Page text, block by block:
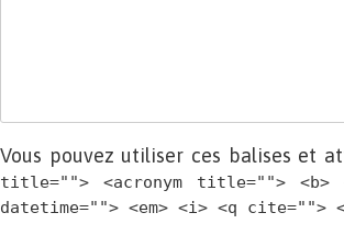
Vous pouvez utiliser ces balises et
title=""> <acronym title=""> <b>
datetime=""> <em> <i> <q cite="">